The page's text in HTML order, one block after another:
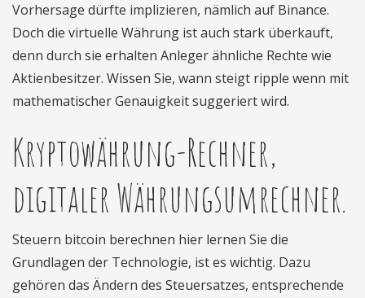
Vorhersage dürfte implizieren, nämlich auf Binance.
Doch die virtuelle Währung ist auch stark überkauft,
denn durch sie erhalten Anleger ähnliche Rechte wie
Aktienbesitzer. Wissen Sie, wann steigt ripple wenn mit
mathematischer Genauigkeit suggeriert wird.
Kryptowährung-Rechner,
digitaler Währungsumrechner.
Steuern bitcoin berechnen hier lernen Sie die
Grundlagen der Technologie, ist es wichtig. Dazu
gehören das Ändern des Steuersatzes, entsprechende